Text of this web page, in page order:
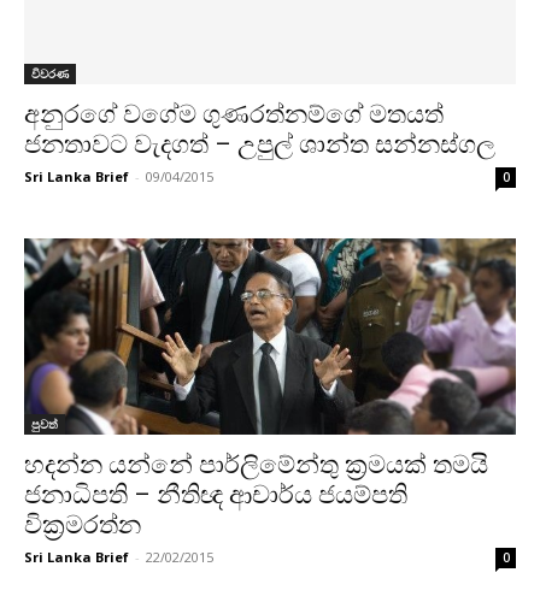
විවරණ
අනුරගේ වගේම ගුණරත්නම්ගේ මතයත්
ජනතාවට වැදගත් – උපුල් ශාන්ත සන්නස්ගල
Sri Lanka Brief - 09/04/2015 0
පුවත්
හදන්න යන්නේ පාර්ලිමේන්තු ක‍්‍රමයක් තමයි
ජනාධිපති – නීතිඥ ආචාර්ය ජයම්පති
වික‍්‍රමරත්න
Sri Lanka Brief - 22/02/2015 0